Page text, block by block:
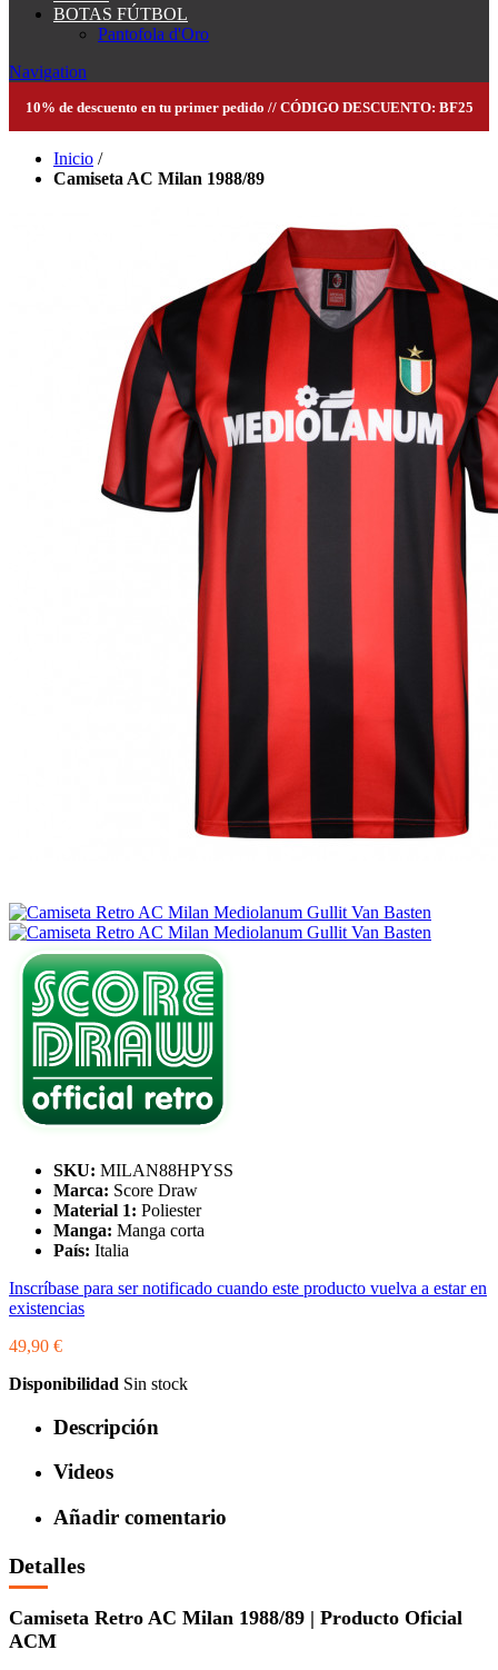
BOTAS FÚTBOL
Pantofola d'Oro
Navigation
10% de descuento en tu primer pedido // CÓDIGO DESCUENTO: BF25
Inicio /
Camiseta AC Milan 1988/89
SKU: MILAN88HPYSS
Marca: Score Draw
Material 1: Poliester
Manga: Manga corta
País: Italia
Inscríbase para ser notificado cuando este producto vuelva a estar en
existencias
49,90 €
Disponibilidad Sin stock
Descripción
Videos
Añadir comentario
Detalles
Camiseta Retro AC Milan 1988/89 | Producto Oficial
ACM